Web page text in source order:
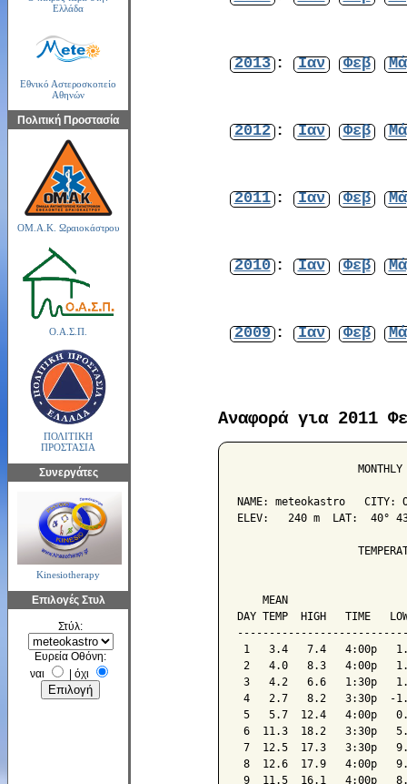
Ελλάδα
Εθνικό Αστεροσκοπείο
Αθηνών
Πολιτική Προστασία
ΟΜ.Α.Κ. Ωραιοκάστρου
Ο.Α.Σ.Π.
ΠΟΛΙΤΙΚΗ
ΠΡΟΣΤΑΣΙΑ
Συνεργάτες
Kinesiotherapy
Επιλογές Στυλ
Στύλ:
Ευρεία Οθόνη:
ναι
όχι
2013 : Ιαν Φεβ
2012 : Ιαν Φεβ
2011 : Ιαν Φεβ
2010 : Ιαν Φεβ
2009 : Ιαν Φεβ
Αναφορά για 2011
NAME: meteokastro   CITY:
ELEV:   240 m  LAT:  40°
MEAN
DAY TEMP  HIGH   TIME
1   3.4   7.4   4:00p
2   4.0   8.3   4:00p
3   4.2   6.6   1:30p
4   2.7   8.2   3:30p  -
5   5.7  12.4   4:00p
6  11.3  18.2   3:30p
7  12.5  17.3   3:30p
8  12.6  17.9   4:00p
9  11.5  16.1   4:00p